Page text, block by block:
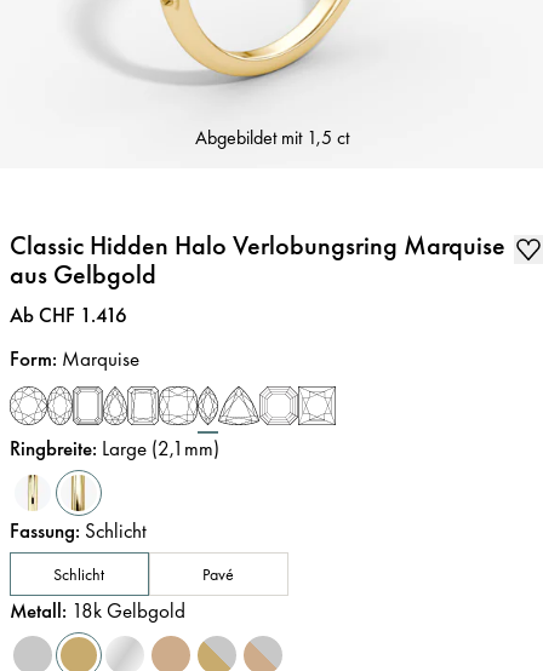
Abgebildet mit 1,5 ct
Classic Hidden Halo Verlobungsring Marquise
aus Gelbgold
Preis:
Ab CHF 1.416
Form: Marquise
Ringbreite: Large (2,1mm)
Fassung: Schlicht
Schlicht Pavé
Metall: 18k Gelbgold